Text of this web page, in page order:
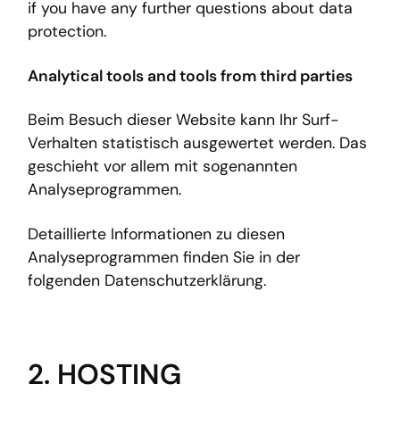
if you have any further questions about data
protection.
Analytical tools and tools from third parties
Beim Besuch dieser Website kann Ihr Surf-
Verhalten statistisch ausgewertet werden. Das
geschieht vor allem mit sogenannten
Analyseprogrammen.
Detaillierte Informationen zu diesen
Analyseprogrammen finden Sie in der
folgenden Datenschutzerklärung.
2. HOSTING